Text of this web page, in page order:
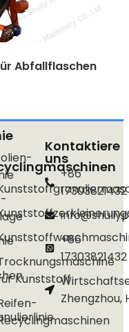
Abfallflaschen
Kunststoff
Kontaktiere
uns
+86
17303821432
+86
17303821432
Zhengzhou,